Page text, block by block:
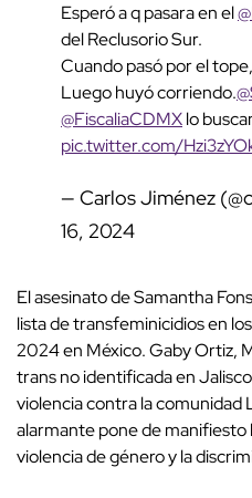
Esperó a q pasara en el
del Reclusorio Sur.
Cuando pasó por el
Luego huyó corriendo.
@FiscaliaCDMXlo
pic.twitter.com/
— Carlos Jiménez
16, 2024
El asesinato de Samantha
lista de transfeminicidios en
2024 en México. Gaby Ortiz,
trans no identificada en
violencia contra la comunidad
alarmante pone de manifiesto
violencia de género y la